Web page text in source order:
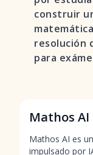
construir
resolución
para
Mathos AI
Mathos AI es
impulsado por